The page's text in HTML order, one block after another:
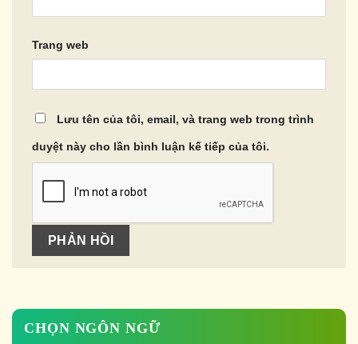
Trang web
Lưu tên của tôi, email, và trang web trong trình
duyệt này cho lần bình luận kế tiếp của tôi.
CHỌN NGÔN NGỮ